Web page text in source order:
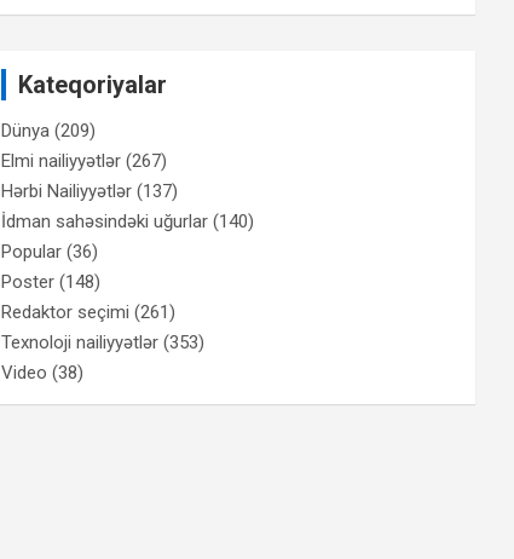
Kateqoriyalar
Dünya (209)
Elmi nailiyyətlər (267)
Hərbi Nailiyyətlər (137)
İdman sahəsindəki uğurlar (140)
Popular (36)
Poster (148)
Redaktor seçimi (261)
Texnoloji nailiyyətlər (353)
Video (38)